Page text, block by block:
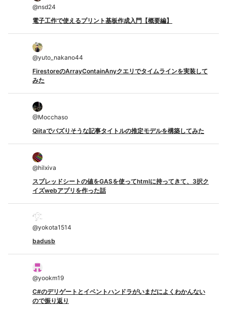
@nsd24
電子工作で使えるプリント基板作成入門【概要編】
@yuto_nakano44
FirestoreのArrayContainAnyクエリでタイムラインを実装して
みた
@Mocchaso
Qiitaでバズりそうな記事タイトルの推定モデルを構築してみた
@hilxiva
スプレッドシートの値をGASを使ってhtmlに持ってきて、3択ク
イズwebアプリを作った話
@yokota1514
badusb
@yookm19
C#のデリゲートとイベントハンドラがいまだによくわかんない
ので振り返り